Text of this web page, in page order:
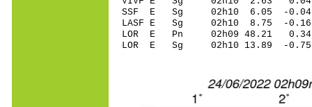
SSF E Sg 02h10 6.05 -
LASF E Sg 02h10 8.75 -
LOR E Pn 02h09
LOR E Sg 02h10 13.89